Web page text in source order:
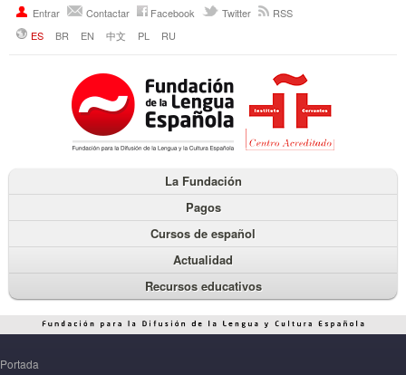
Entrar Contactar Facebook Twitter
RSS
ES
BR EN 中文 PL RU
La Fundación
Pagos
Cursos de español
Actualidad
Recursos educativos
Portada